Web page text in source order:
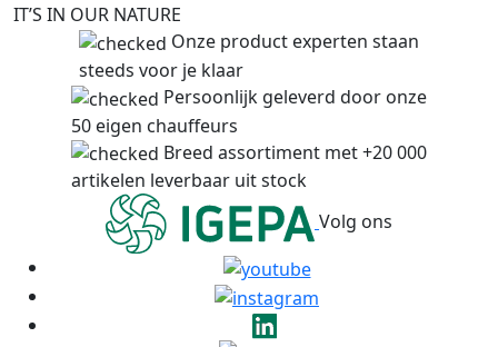
IT’S IN OUR NATURE
Onze product experten staan
steeds voor je klaar
Persoonlijk geleverd door onze
50 eigen chauffeurs
Breed assortiment met +20 000
artikelen leverbaar uit stock
Volg ons